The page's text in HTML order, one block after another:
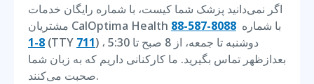
اگر نمی‌دانید پزشک شما کیست، با شماره رایگان خدمات
مشتریان CalOptima Health با شماره
8088-587-88
8-1 (TTY 711) ، دوشنبه تا جمعه، از 8 صبح تا 5:30
بعدازظهر تماس بگیرید. ما کارکنانی داریم که به زبان شما
صحبت می‌کنند.